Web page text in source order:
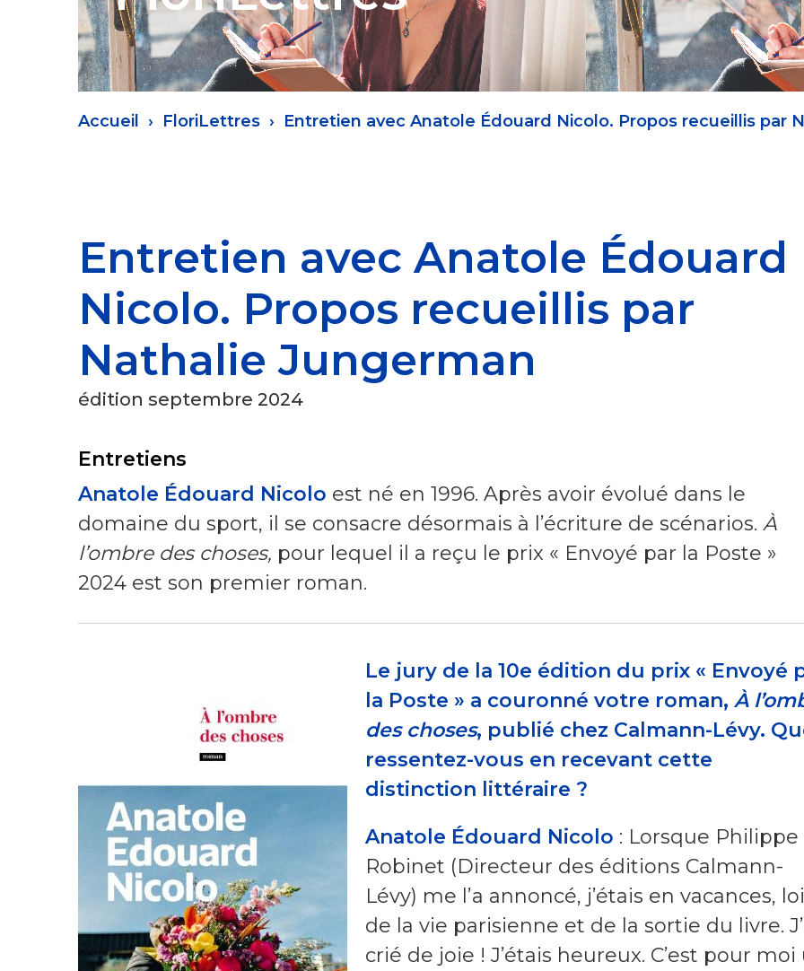
Fil
Accueil FloriLettres Entretien avec Anatole Édouard Nicolo. Propos recueillis par
Entretien avec Anatole Édouard
Nicolo. Propos recueillis par
Nathalie Jungerman
édition septembre 2024
Entretiens
Anatole Édouard Nicolo est né en 1996. Après avoir évolué dans le
domaine du sport, il se consacre désormais à l’écriture de scénarios. À
l’ombre des choses, pour lequel il a reçu le prix « Envoyé par la Poste »
2024 est son premier roman.
Le jury de la 10e édition du prix « Envoyé
la Poste » a couronné votre roman, À
des choses, publié chez Calmann-Lévy.
ressentez-vous en recevant cette
distinction littéraire ?
Anatole Édouard Nicolo : Lorsque Philippe
Robinet (Directeur des éditions Calmann-
Lévy) me l’a annoncé, j’étais en vacances,
de la vie parisienne et de la sortie du livre.
crié de joie ! J’étais heureux. C’est pour moi